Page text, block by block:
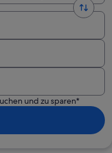
und zu sparen*